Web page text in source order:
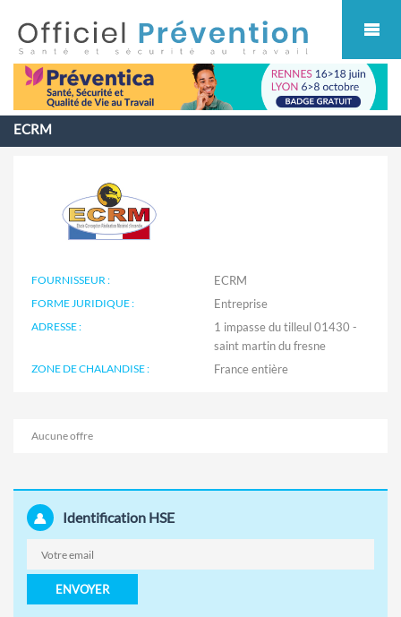
ECRM
FOURNISSEUR : ECRM
FORME JURIDIQUE : Entreprise
ADRESSE :
1 impasse du tilleul 01430 -
saint martin du fresne
ZONE DE CHALANDISE :
Aucune offre
Identification HSE
ENVOYER